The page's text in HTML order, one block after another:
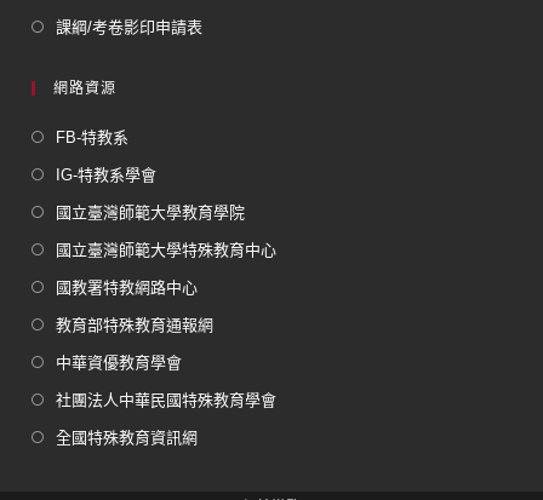
課綱/考卷影印申請表
網路資源
FB-特教系
IG-特教系學會
國立臺灣師範大學教育學院
國立臺灣師範大學特殊教育中心
國教署特教網路中心
教育部特殊教育通報網
中華資優教育學會
社團法人中華民國特殊教育學會
全國特殊教育資訊網